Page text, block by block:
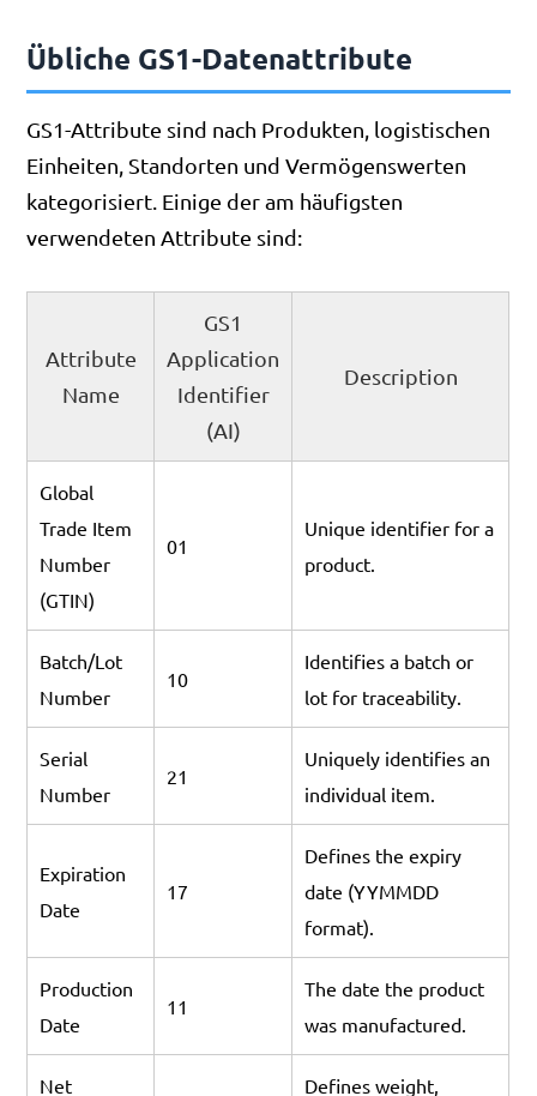
Übliche GS1-Datenattribute
GS1-Attribute sind nach Produkten, logistischen
Einheiten, Standorten und Vermögenswerten
kategorisiert. Einige der am häufigsten
verwendeten Attribute sind:
Attribute
Name
GS1
Application
Identifier
(AI)
Description
Global
Trade Item
Number
(GTIN)
01
Unique identifier for a
product.
Batch/Lot
Number
10
Identifies a batch or
lot for traceability.
Serial
Number
21
Uniquely identifies an
individual item.
Expiration
Date
17
Defines the expiry
date (YYMMDD
format).
Production
Date
11
The date the product
was manufactured.
Net Defines weight,